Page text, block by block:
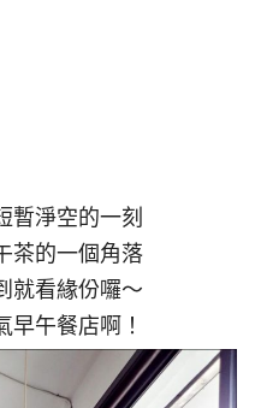
暫淨空的一刻
茶的一個角落
就看緣份囉～
早午餐店啊！